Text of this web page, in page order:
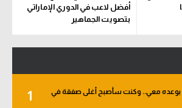
أفضل لاعب في الدوري الإماراتي
بتصويت الجماهير
1
بوعده معي.. وكنت سأصبح أغلى صفقة في